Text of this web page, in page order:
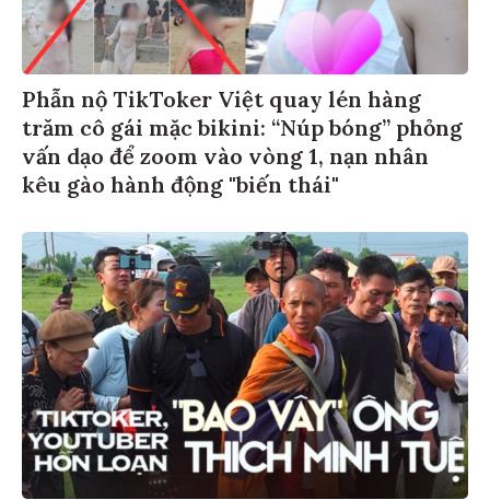
Phẫn nộ TikToker Việt quay lén hàng
trăm cô gái mặc bikini: “Núp bóng” phỏng
vấn dạo để zoom vào vòng 1, nạn nhân
kêu gào hành động "biến thái"